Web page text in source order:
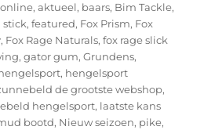
,aktueel, baars, Bim Tackle,
stick,featured, Fox Prism, Fox
, Fox Rage Naturals,fox rage slick
,gator gum,Grundens,
, hengelsport
de grootste webshop,
hengelsport, laatste kans
bootd, Nieuw seizoen, pike,